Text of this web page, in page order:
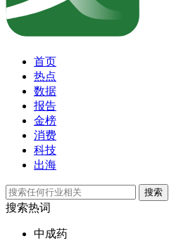
首页
热点
数据
报告
金榜
消费
科技
出海
搜索
搜索热词
中成药